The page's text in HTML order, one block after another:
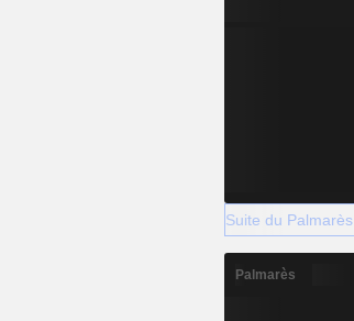
Suite du Palmarès
Palmarès